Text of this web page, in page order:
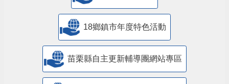
18鄉鎮市年度特色活動
苗栗縣自主更新輔導團網站專區